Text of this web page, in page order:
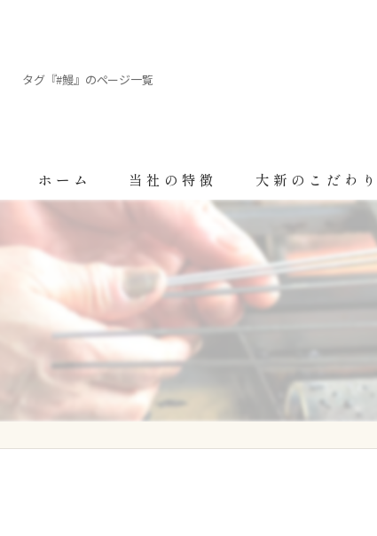
タグ『#鰻』のページ一覧
ホーム 当社の特徴
トレーサビリティ
FSSC22000
鰻の養殖について
グループ会社 養鰻場
大新のこだわり